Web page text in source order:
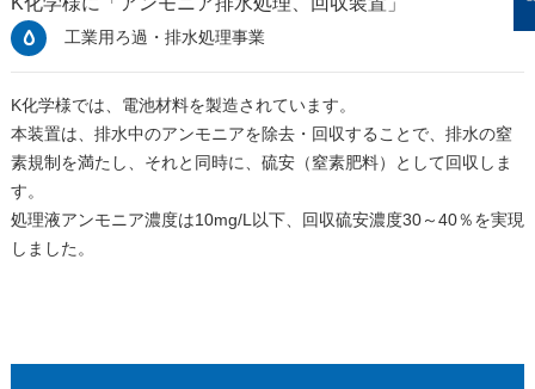
工業用ろ過・排水処理事業
K化学様では、電池材料を製造されています。
本装置は、排水中のアンモニアを除去・回収することで、排水の窒
素規制を満たし、それと同時に、硫安（窒素肥料）として回収しま
す。
処理液アンモニア濃度は10mg/L以下、回収硫安濃度30～40％を実現
しました。